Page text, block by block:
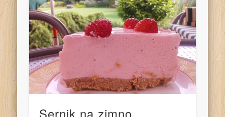
Sernik na zimno